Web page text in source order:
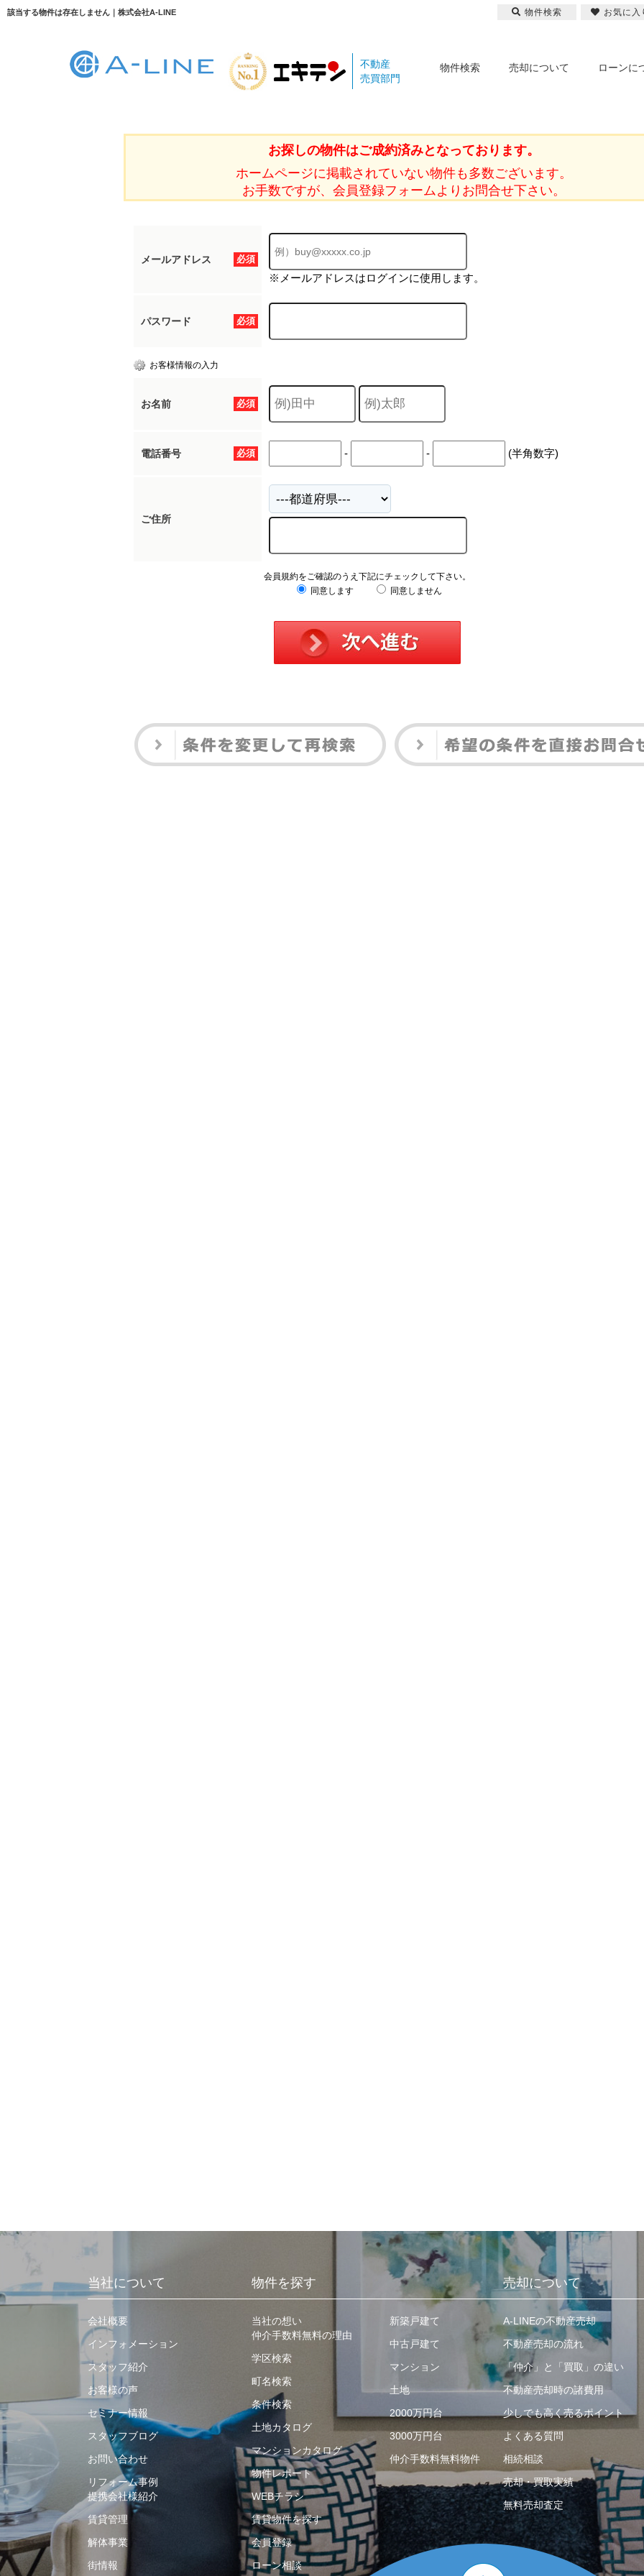
該当する物件は存在しません｜株式会社A-LINE
不動産
売買部門
物件検索 売却について ローンに
お探しの物件はご成約済みとなっております。
ホームページに掲載されていない物件も多数ございます。
お手数ですが、会員登録フォームよりお問合せ下さい。
必須
メールアドレス
※メールアドレスはログインに使用します。
必須
パスワード
お客様情報の入力
必須
お名前
必須
電話番号 - - (半角数字)
ご住所
会員規約をご確認のうえ下記にチェックして下さい。
同意します
同意しません
当社について
会社概要
インフォメーション
スタッフ紹介
お客様の声
セミナー情報
スタッフブログ
お問い合わせ
リフォーム事例
提携会社様紹介
賃貸管理
解体事業
街情報
物件を探す
当社の想い
仲介手数料無料の理由
学区検索
町名検索
条件検索
土地カタログ
マンションカタログ
物件レポート
WEBチラシ
賃貸物件を探す
会員登録
ローン相談
新築戸建て
中古戸建て
マンション
土地
2000万円台
3000万円台
仲介手数料無料物件
売却について
A-LINEの不動産売却
不動産売却の流れ
「仲介」と「買取」の違い
不動産売却時の諸費用
少しでも高く売るポイント
よくある質問
相続相談
売却・買取実績
無料売却査定
物件検索 お気に入